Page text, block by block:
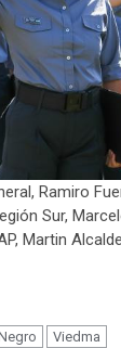
Ramiro
Sur,
Martin
Viedma